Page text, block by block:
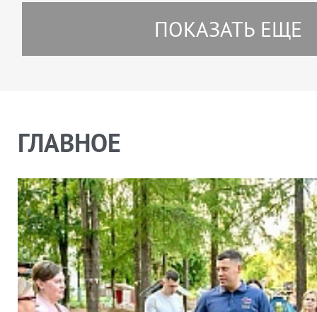
ПОКАЗАТЬ ЕЩЕ
ГЛАВНОЕ